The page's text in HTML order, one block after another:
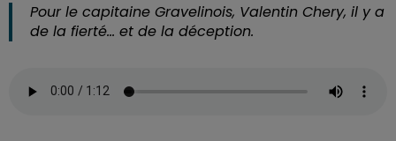
Pour le capitaine Gravelinois, Valentin Chery, il y a
de la fierté... et de la déception.